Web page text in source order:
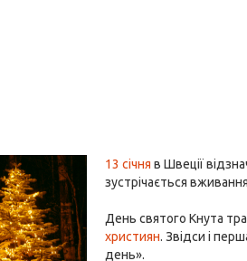
13 січня в Швеції
зустрічається
День святого Кнута
християн. Звідси і
день».